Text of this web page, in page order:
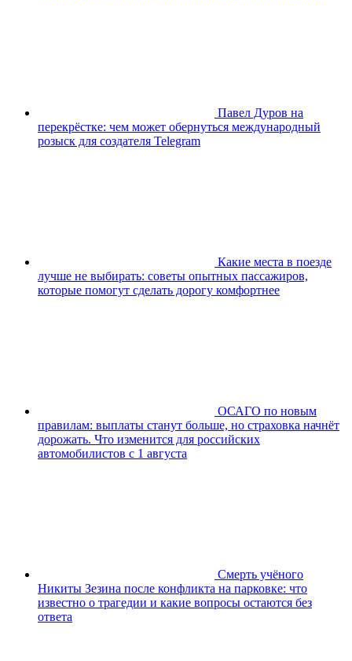
Павел Дуров на
перекрёстке: чем может обернуться международный
розыск для создателя Telegram
Какие места в поезде
лучше не выбирать: советы опытных пассажиров,
которые помогут сделать дорогу комфортнее
ОСАГО по новым
правилам: выплаты станут больше, но страховка начнёт
дорожать. Что изменится для российских
автомобилистов с 1 августа
Смерть учёного
Никиты Зезина после конфликта на парковке: что
известно о трагедии и какие вопросы остаются без
ответа